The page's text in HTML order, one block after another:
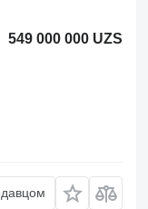
549 000 000 UZS